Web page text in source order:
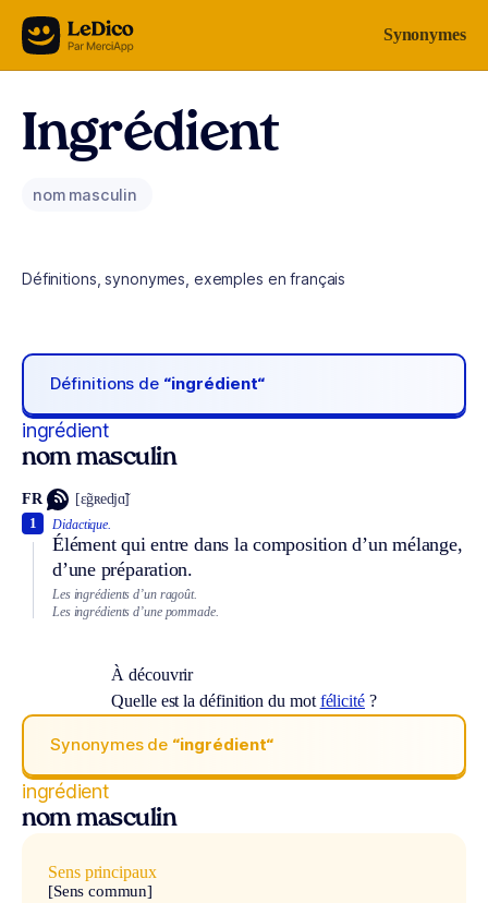
Aller au contenu Synonymes
Ingrédient
nom masculin
Définitions, synonymes, exemples en français
Définitions de “ingrédient“
ingrédient
nom masculin
FR [ɛ̃gʀedjɑ̃]
Didactique.
Élément qui entre dans la composition d’un mélange,
d’une préparation.
1
Les ingrédients d’un ragoût.
Les ingrédients d’une pommade.
À découvrir
Quelle est la définition du mot félicité?
Synonymes de “ingrédient“
ingrédient
nom masculin
Sens principaux
[Sens commun]